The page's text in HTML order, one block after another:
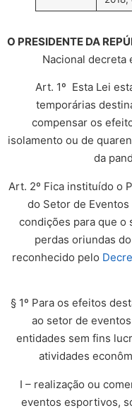
O PRESIDENTE DA
Nacional decreta
Art. 1º Esta Lei
temporárias
compensar os
isolamento ou de
da
Art. 2º Fica instituído o
do Setor de
condições para que o
perdas oriundas
reconhecido pelo
§ 1º Para os efeitos
ao setor de
entidades sem fins
atividades
I – realização ou
eventos esportivos,